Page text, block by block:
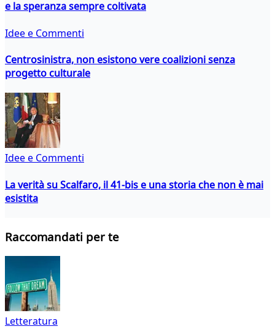
e la speranza sempre coltivata
Idee e Commenti
Centrosinistra, non esistono vere coalizioni senza
progetto culturale
Idee e Commenti
La verità su Scalfaro, il 41-bis e una storia che non è mai
esistita
Raccomandati per te
Letteratura